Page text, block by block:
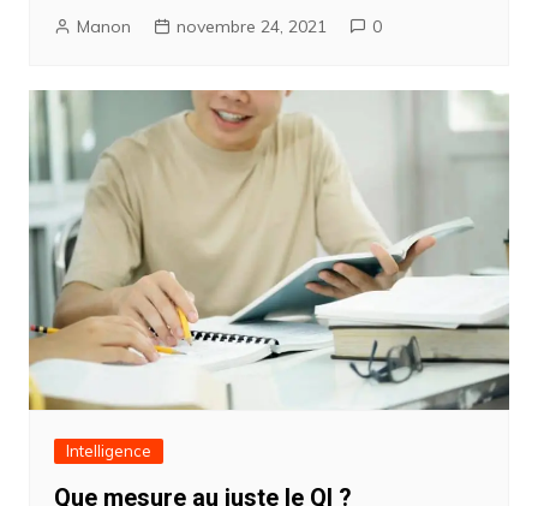
Manon novembre 24, 2021 0
Intelligence
Que mesure au juste le QI ?